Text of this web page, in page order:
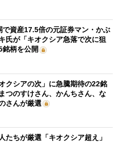
で資産17.5倍の元証券マン・かぶ
氏が「キオクシア急落で次に狙
銘柄を公開
オクシアの次」に急騰期待の22銘
のすけさん、かんちさん、な
さんが厳選
たちが厳選「キオクシア超え」